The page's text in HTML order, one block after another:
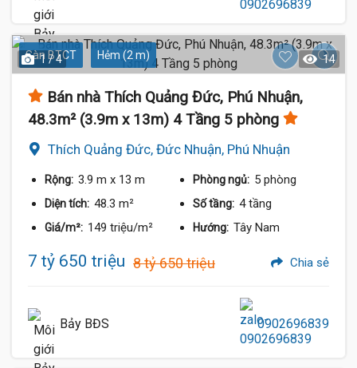
Sàn BTCT Hẻm (2 m)
1 / 4 14
Bán nhà Thích Quảng Đức, Phú Nhuận,
48.3m² (3.9m x 13m) 4 Tầng 5 phòng
Thích Quảng Đức, Đức Nhuận, Phú Nhuận
Rộng: 3.9 m x 13 m Phòng ngủ: 5 phòng
Diện tích: 48.3 m² Số tầng: 4 tầng
Giá/m²: 149 triệu/m² Hướng: Tây Nam
7 tỷ 650 triệu 8 tỷ 650 triệu Chia sẻ
Bảy BĐS 0902696839